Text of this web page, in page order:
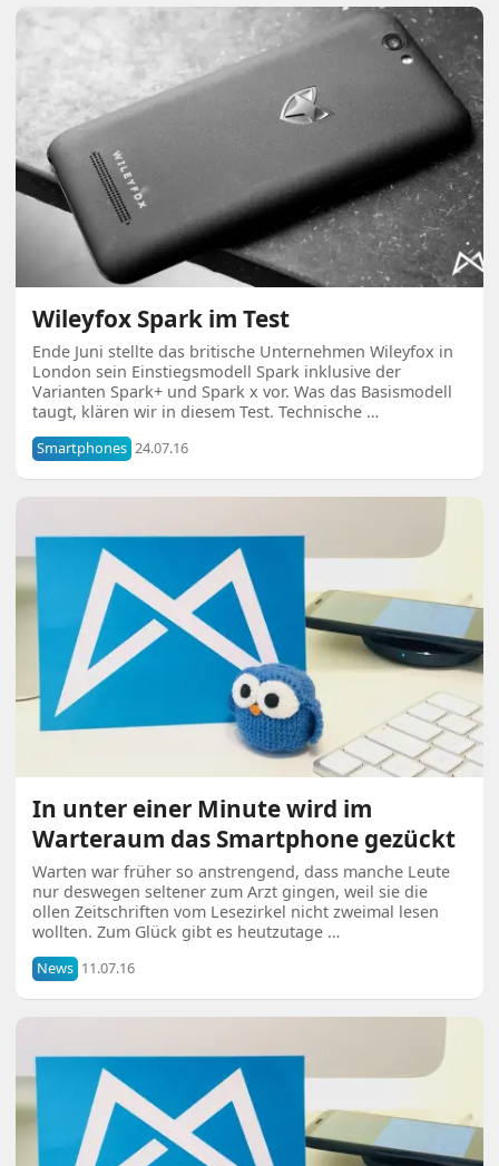
Wileyfox Spark im Test
Ende Juni stellte das britische Unternehmen Wileyfox in
London sein Einstiegsmodell Spark inklusive der
Varianten Spark+ und Spark x vor. Was das Basismodell
taugt, klären wir in diesem Test. Technische …
Smartphones 24.07.16
In unter einer Minute wird im
Warteraum das Smartphone gezückt
Warten war früher so anstrengend, dass manche Leute
nur deswegen seltener zum Arzt gingen, weil sie die
ollen Zeitschriften vom Lesezirkel nicht zweimal lesen
wollten. Zum Glück gibt es heutzutage …
News 11.07.16